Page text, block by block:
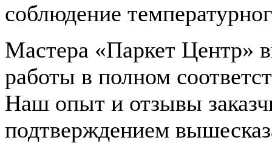
соблюдение
Мастера «Паркет Центр»
работы в полном
Наш опыт и отзывы
подтверждением